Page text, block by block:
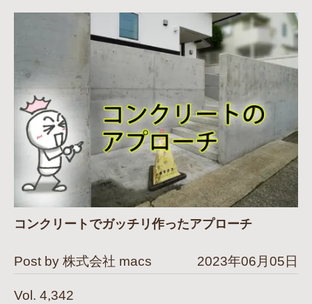
コンクリートでガッチリ作ったアプローチ
Post by 株式会社 macs 2023年06月05日
Vol. 4,342